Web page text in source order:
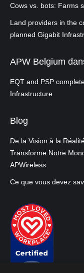
Cows vs. bots: Farms
Land providers in the
planned Gigabit
APW Belgium
EQT and PSP
Infrastructure
Blog
De la Vision à la
Transforme Notre
APWireless
Ce que vous devez